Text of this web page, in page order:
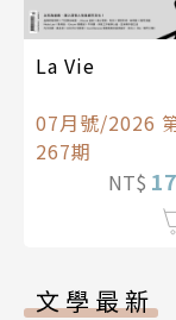
La Vie
07月號/2026
267期
NT$
文學最新